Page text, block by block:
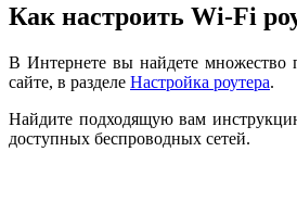
Как настроить Wi-Fi
В Интернете вы найдете множество
сайте, в разделе Настройка роутера.
Найдите подходящую вам
доступных беспроводных сетей.